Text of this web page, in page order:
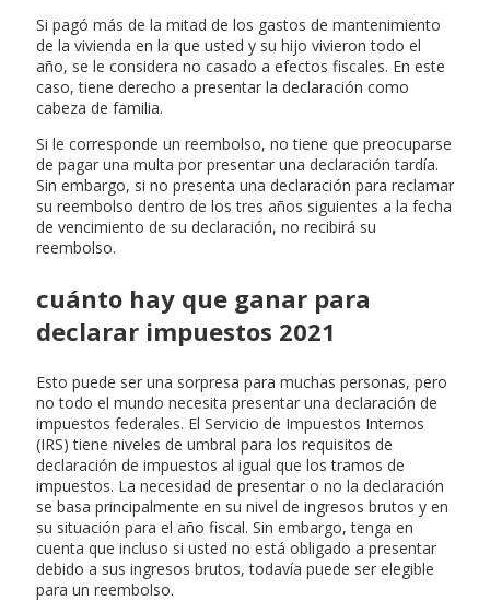
Si pagó más de la mitad de los gastos de mantenimiento
de la vivienda en la que usted y su hijo vivieron todo el
año, se le considera no casado a efectos fiscales. En este
caso, tiene derecho a presentar la declaración como
cabeza de familia.
Si le corresponde un reembolso, no tiene que preocuparse
de pagar una multa por presentar una declaración tardía.
Sin embargo, si no presenta una declaración para reclamar
su reembolso dentro de los tres años siguientes a la fecha
de vencimiento de su declaración, no recibirá su
reembolso.
cuánto hay que ganar para
declarar impuestos 2021
Esto puede ser una sorpresa para muchas personas, pero
no todo el mundo necesita presentar una declaración de
impuestos federales. El Servicio de Impuestos Internos
(IRS) tiene niveles de umbral para los requisitos de
declaración de impuestos al igual que los tramos de
impuestos. La necesidad de presentar o no la declaración
se basa principalmente en su nivel de ingresos brutos y en
su situación para el año fiscal. Sin embargo, tenga en
cuenta que incluso si usted no está obligado a presentar
debido a sus ingresos brutos, todavía puede ser elegible
para un reembolso.